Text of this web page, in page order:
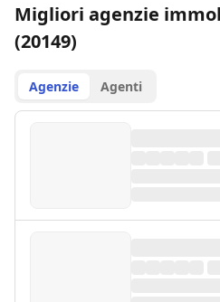
Migliori agenzie
(20149)
Agenzie Agenti